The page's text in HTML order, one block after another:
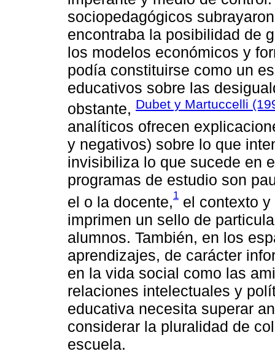
sociopedagógicos
encontraba la posibilidad de
los modelos económicos y
podía constituirse como un
educativos sobre las
obstante, Dubet y Martuccelli
analíticos ofrecen
y negativos) sobre lo que
invisibiliza lo que sucede en
programas de estudio son
el o la docente,1 el contexto
imprimen un sello de
alumnos. También, en los
aprendizajes, de carácter
en la vida social como las
relaciones intelectuales y
educativa necesita superar
considerar la pluralidad de
escuela.